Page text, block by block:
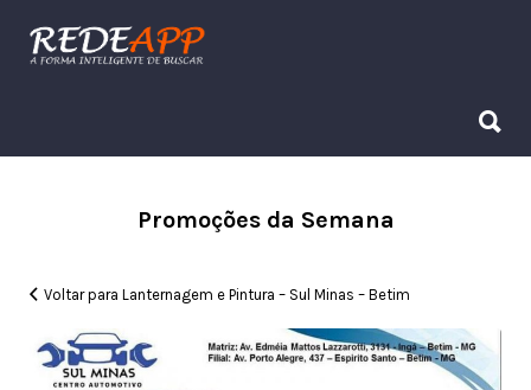
Procurar:
Promoções da Semana
Voltar para Lanternagem e Pintura – Sul Minas – Betim